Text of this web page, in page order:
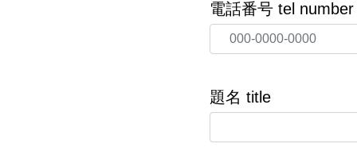
電話番号 tel number
題名 title